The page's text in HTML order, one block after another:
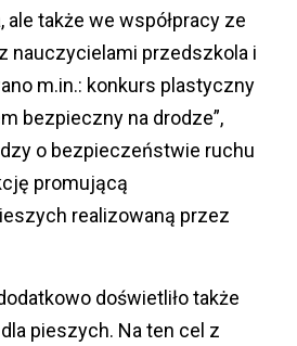
ale także we współpracy ze
nauczycielami przedszkola i
m.in.: konkurs plastyczny
bezpieczny na drodze”,
o bezpieczeństwie ruchu
promującą
realizowaną przez
doświetliło także
pieszych. Na ten cel z